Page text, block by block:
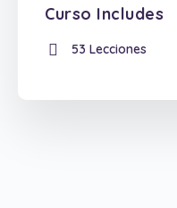
Curso Includes
53 Lecciones